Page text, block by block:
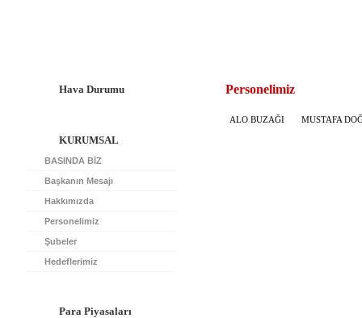
Hava Durumu
KURUMSAL
BASINDA BİZ
Başkanın Mesajı
Hakkımızda
Personelimiz
Şubeler
Hedeflerimiz
Para Piyasaları
Personelimiz
ALO BUZAĞI MUSTAFA